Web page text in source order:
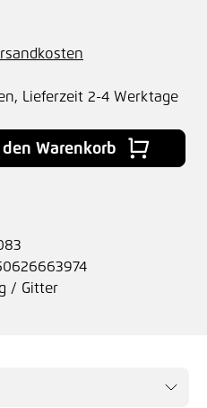
Lieferzeit 2-4 Werktage
den gewünschten
den Warenkorb
/ Gitter